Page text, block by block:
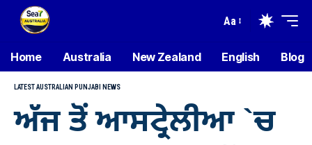
Aa
Home Australia New Zealand English Blog
LATEST AUSTRALIAN PUNJABI NEWS
ਅੱਜ ਤੋਂ ਆਸਟ੍ਰੇਲੀਆ `ਚ